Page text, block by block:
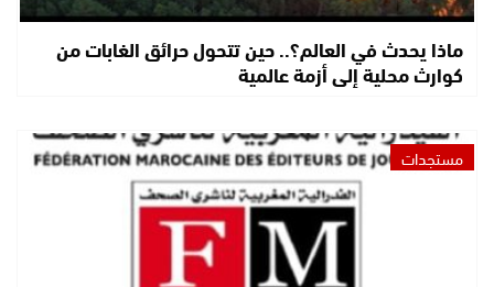
ماذا يحدث في العالم؟.. حين تتحول حرائق الغابات من
كوارث محلية إلى أزمة عالمية
مستجدات